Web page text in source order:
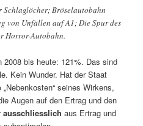
Bröselautobahn
von Unfällen auf A1; Die Spur des
Horror-Autobahn.
2008 bis heute: 121%. Das sind
Kein Wunder. Hat der Staat
seines Wirkens,
Augen auf den Ertrag und den
ausschliesslich aus Ertrag und